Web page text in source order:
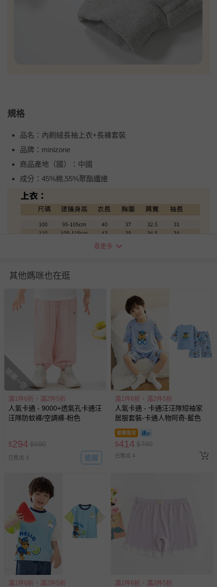
規格
品名：內刷絨長袖上衣+長褲套裝
品牌：minizone
商品產地（國）：中國
成分：45%棉,55%聚酯纖維
退換貨須知
您所購買的商品享有7天的鑑賞期／猶豫期權益，但此期間
並非試用期，您所退回的商品必須是未經使用的全新狀態，
如需退換貨，請於收到商品7天（含例假日內提出），如為
瑕疵退換貨所產生的運費，將由媽咪愛負責處理，若非瑕疵
並點選『我要退貨』即可進行申請。若有相關退貨問題，請
至媽咪愛LINE@客服ID: @mamilove
與服務，謝謝。
針對滿件折/滿額贈…等活動，如因部份退貨，而該訂單保
留商品未達活動門檻，將以原價計算，活動贈品亦需一併退
回。
部分商品依據消費者保護法的規定，不適用七天鑑賞期/猶
看更多
其他媽咪也在逛
搶購一空
滿1件6折，滿2件5折
人氣卡通 - 9000+透氣孔卡通汪
汪隊防蚊褲/空調褲-粉色
$294 $590
已售出 3 追蹤
滿1件6折，滿2件5折
人氣卡通 - 卡通汪汪隊短袖家
居服套裝-卡通人物阿奇-藍色
即將售完
$414 $790
已售出 4
滿1件6折，滿2件5折 滿1件6折，滿2件5折